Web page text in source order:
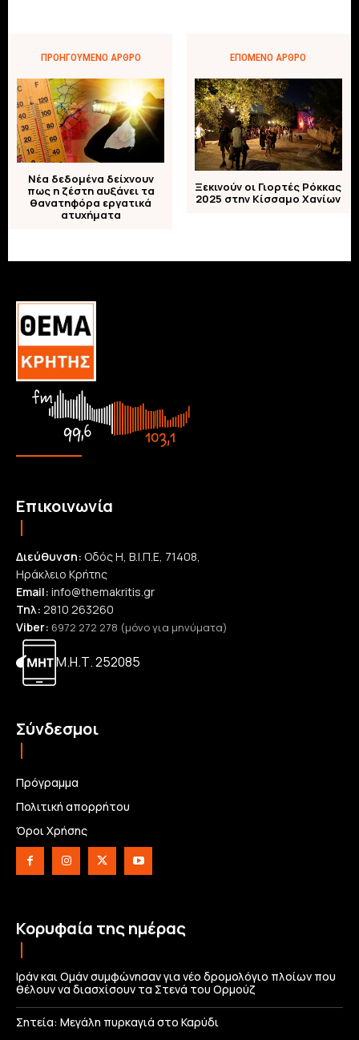
ΠΡΟΗΓΟΎΜΕΝΟ ΆΡΘΡΟ
Νέα δεδομένα δείχνουν
πως η ζέστη αυξάνει τα
θανατηφόρα εργατικά
ατυχήματα
ΕΠΌΜΕΝΟ ΆΡΘΡΟ
Ξεκινούν οι Γιορτές Ρόκκας
2025 στην Κίσσαμο Χανίων
Επικοινωνία
Διεύθυνση: Οδός Η, Β.Ι.Π.Ε, 71408,
Ηράκλειο Κρήτης
Email: info@themakritis.gr
Τηλ: 2810 263260
Viber: 6972 272 278 (μόνο για μηνύματα)
Μ.Η.Τ. 252085
Σύνδεσμοι
Πρόγραμμα
Πολιτική απορρήτου
Όροι Χρήσης
Κορυφαία της ημέρας
Ιράν και Ομάν συμφώνησαν για νέο δρομολόγιο πλοίων που
θέλουν να διασχίσουν τα Στενά του Ορμούζ
Σητεία: Μεγάλη πυρκαγιά στο Καρύδι